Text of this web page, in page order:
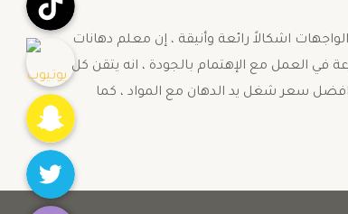
اشكالاً رائعة وأنيقة ، إن معلم دهانات
في العمل مع الإهتمام بالجودة ، انه يتقن كل
افضل سعر شغل يد الدهان مع المواد ، كما
يوتيوب
Snapchat
Twitter